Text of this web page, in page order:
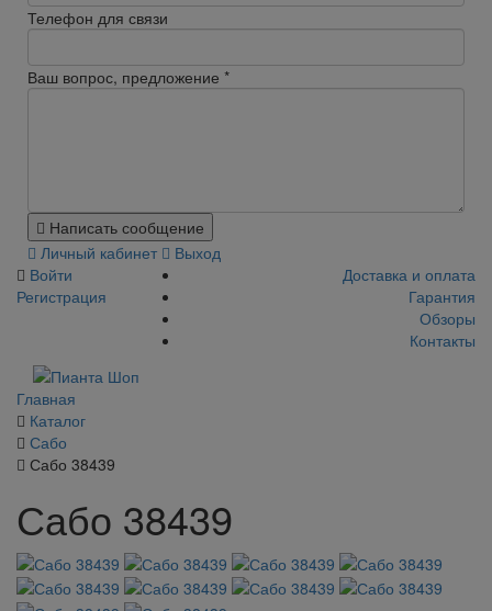
Телефон для связи
Ваш вопрос, предложение *
Написать сообщение
Личный кабинет
Выход
Войти
Регистрация
Доставка и оплата
Гарантия
Обзоры
Контакты
Главная
Каталог
Сабо
Сабо 38439
Сабо 38439